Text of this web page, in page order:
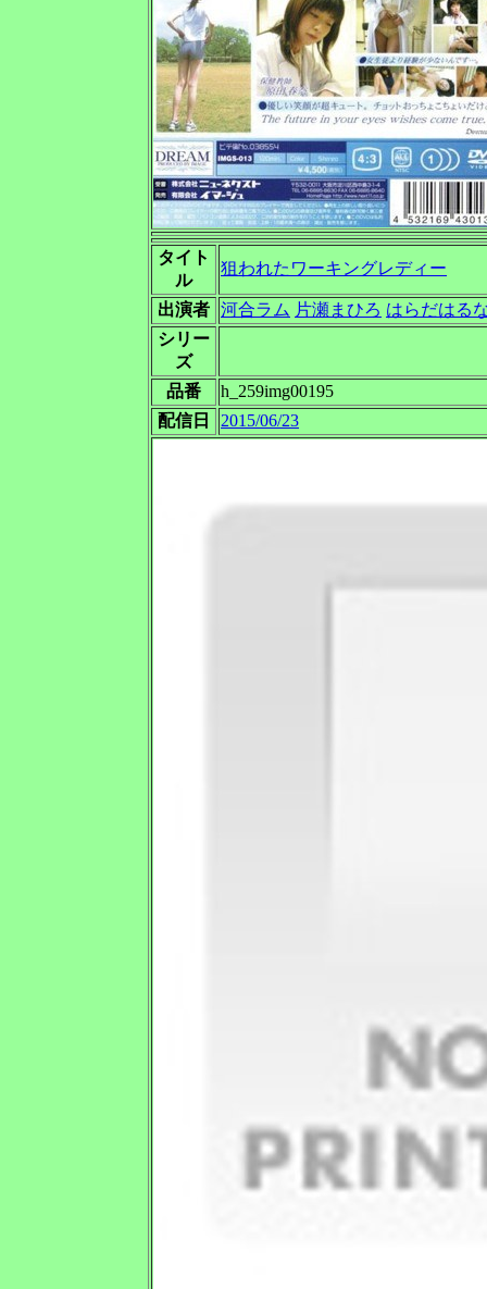
タイト
ル
狙われたワーキングレディー
出演者 河合ラム 片瀬まひろ はらだはる
シリー
ズ
品番
h_259img00195
配信日
2015/06/23